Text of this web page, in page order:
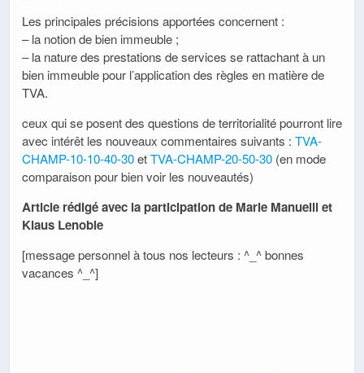
Les principales précisions apportées concernent :
– la notion de bien immeuble ;
– la nature des prestations de services se rattachant à un
bien immeuble pour l’application des règles en matière de
TVA.
ceux qui se posent des questions de territorialité pourront lire
avec intérêt les nouveaux commentaires suivants : TVA-
CHAMP-10-10-40-30etTVA-CHAMP-20-50-30 (en mode
comparaison pour bien voir les nouveautés)
Article rédigé avec la participation de Marie Manuelli et
Klaus Lenoble
[message personnel à tous nos lecteurs : ^_^ bonnes
vacances ^_^]